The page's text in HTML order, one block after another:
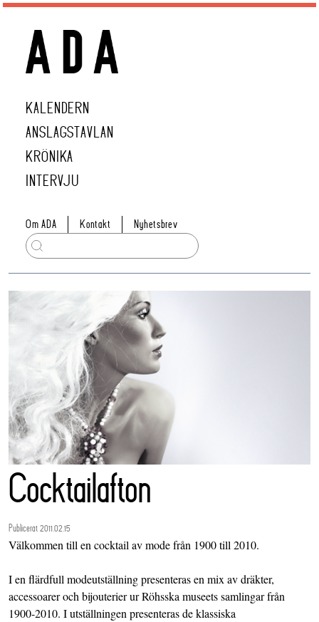
KALENDERN
ANSLAGSTAVLAN
KRÖNIKA
INTERVJU
Om ADA Kontakt Nyhetsbrev
Cocktailafton
Publicerat 2011.02.15
Välkommen till en cocktail av mode från 1900 till 2010.
I en flärdfull modeutställning presenteras en mix av dräkter,
accessoarer och bijouterier ur Röhsska museets samlingar från
1900-2010. I utställningen presenteras de klassiska